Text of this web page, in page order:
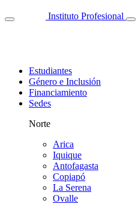
Instituto Profesional
Estudiantes
Género e Inclusión
Financiamiento
Sedes
Norte
Arica
Iquique
Antofagasta
Copiapó
La Serena
Ovalle